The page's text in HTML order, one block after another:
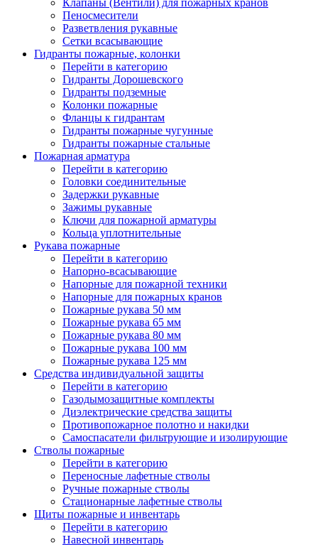
Клапаны (Вентили) для пожарных кранов
Пеносмесители
Разветвления рукавные
Сетки всасывающие
Гидранты пожарные, колонки
Перейти в категорию
Гидранты Дорошевского
Гидранты подземные
Колонки пожарные
Фланцы к гидрантам
Гидранты пожарные чугунные
Гидранты пожарные стальные
Пожарная арматура
Перейти в категорию
Головки соединительные
Задержки рукавные
Зажимы рукавные
Ключи для пожарной арматуры
Кольца уплотнительные
Рукава пожарные
Перейти в категорию
Напорно-всасывающие
Напорные для пожарной техники
Напорные для пожарных кранов
Пожарные рукава 50 мм
Пожарные рукава 65 мм
Пожарные рукава 80 мм
Пожарные рукава 100 мм
Пожарные рукава 125 мм
Средства индивидуальной защиты
Перейти в категорию
Газодымозащитные комплекты
Диэлектрические средства защиты
Противопожарное полотно и накидки
Самоспасатели фильтрующие и изолирующие
Стволы пожарные
Перейти в категорию
Переносные лафетные стволы
Ручные пожарные стволы
Стационарные лафетные стволы
Щиты пожарные и инвентарь
Перейти в категорию
Навесной инвентарь